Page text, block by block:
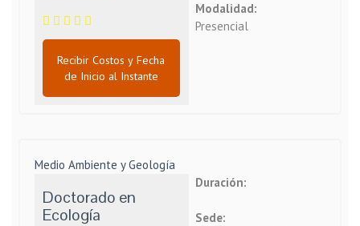
Recibir Costos y Fecha
de Inicio al Instante
Modalidad:
Presencial
Medio Ambiente y Geología
Doctorado en
Ecología
Duración:
Sede: